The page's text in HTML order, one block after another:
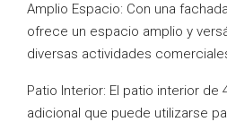
Amplio Espacio: Con una
ofrece un espacio amplio y
diversas actividades
Patio Interior: El patio interior de
adicional que puede utilizarse